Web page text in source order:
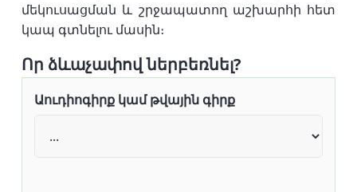
մեկուսացման և շրջապատող աշխարհի հետ
կապ գտնելու մասին։
Որ ձևաչափով ներբեռնել?
Աուդիոգիրք կամ թվային գիրք